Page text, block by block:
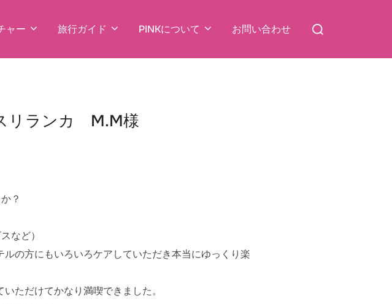
ャー 旅行ガイド PINKについて お問い合わせ
対
リランカ M.M様
？
など）
の方にもいろいろケアしていただき本当にゆっくり楽
ただけてかなり満喫できました。